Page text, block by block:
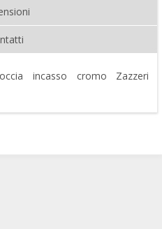
incasso cromo Zazzeri